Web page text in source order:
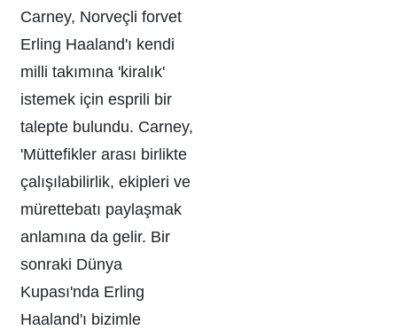
Carney, Norveçli forvet
Erling Haaland'ı kendi
milli takımına 'kiralık'
istemek için esprili bir
talepte bulundu. Carney,
'Müttefikler arası birlikte
çalışılabilirlik, ekipleri ve
mürettebatı paylaşmak
anlamına da gelir. Bir
sonraki Dünya
Kupası'nda Erling
Haaland'ı bizimle